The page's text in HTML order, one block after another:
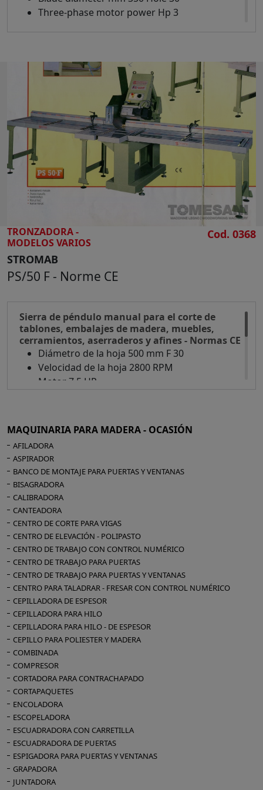
Three-phase motor power Hp 3
Lateral reference mark
Overall dimensions mm 700 x 600 x 600 h
TRONZADORA -
MODELOS VARIOS
STROMAB
PS/50 F - Norme CE
Cod. 0368
Sierra de péndulo manual para el corte de
tablones, embalajes de madera, muebles,
cerramientos, aserraderos y afines - Normas CE
Diámetro de la hoja 500 mm F 30
Velocidad de la hoja 2800 RPM
Motor 7,5 HP
Avance manual
Banco de rodillos de salida 2000 mm
Diámetro de la boca de aspiración 150 mm
Peso 350 kg
MAQUINARIA PARA MADERA - OCASIÓN
AFILADORA
ASPIRADOR
BANCO DE MONTAJE PARA PUERTAS Y VENTANAS
BISAGRADORA
CALIBRADORA
CANTEADORA
CENTRO DE CORTE PARA VIGAS
CENTRO DE ELEVACIÓN - POLIPASTO
CENTRO DE TRABAJO CON CONTROL NUMÉRICO
CENTRO DE TRABAJO PARA PUERTAS
CENTRO DE TRABAJO PARA PUERTAS Y VENTANAS
CENTRO PARA TALADRAR - FRESAR CON CONTROL NUMÉRICO
CEPILLADORA DE ESPESOR
CEPILLADORA PARA HILO
CEPILLADORA PARA HILO - DE ESPESOR
CEPILLO PARA POLIESTER Y MADERA
COMBINADA
COMPRESOR
CORTADORA PARA CONTRACHAPADO
CORTAPAQUETES
ENCOLADORA
ESCOPELADORA
ESCUADRADORA CON CARRETILLA
ESCUADRADORA DE PUERTAS
ESPIGADORA PARA PUERTAS Y VENTANAS
GRAPADORA
JUNTADORA